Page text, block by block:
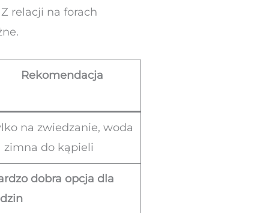
relacji na forach
Rekomendacja
na zwiedzanie, woda
zimna do kąpieli
dobra opcja dla